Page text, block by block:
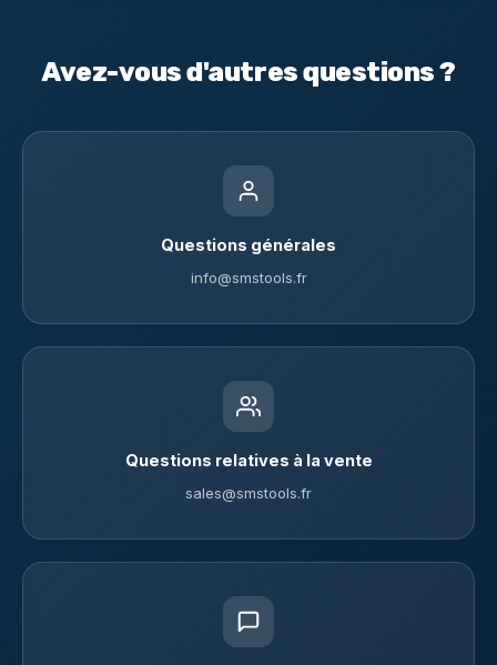
Avez-vous d'autres questions ?
Questions générales
info@smstools.fr
Questions relatives à la vente
sales@smstools.fr